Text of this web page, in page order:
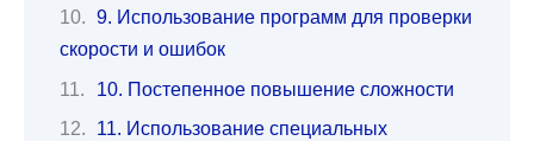
9. Использование программ для проверки
скорости и ошибок
10. Постепенное повышение сложности
11. Использование специальных